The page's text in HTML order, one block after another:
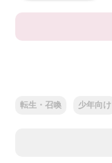
転生・召喚 少年向け